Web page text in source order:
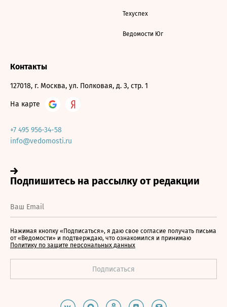
Техуспех
Ведомости Юг
Контакты
127018, г. Москва, ул. Полковая, д. 3, стр. 1
На карте
+7 495 956-34-58
info@vedomosti.ru
Нажимая кнопку «Подписаться», я даю свое согласие получать письма
от «Ведомости» и подтверждаю, что ознакомился и принимаю
Политику по защите персональных данных